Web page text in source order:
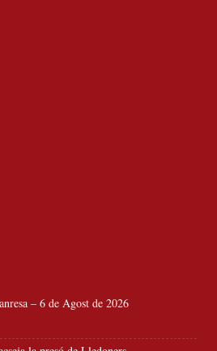
– 6 de Agost de 2026